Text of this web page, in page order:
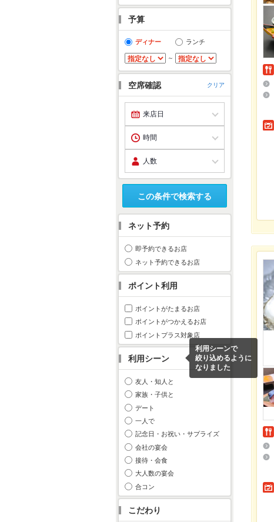
予算
ディナー ランチ
～
空席確認 クリア
この条件で検索する
ネット予約
即予約できるお店
ネット予約できるお店
ポイント利用
ポイントがたまるお店
ポイントがつかえるお店
ポイントプラス対象店
利用シーン
利用シーンで
絞り込めるように
なりました
友人・知人と
家族・子供と
デート
一人で
記念日・お祝い・サプライズ
会社の宴会
接待・会食
大人数の宴会
合コン
こだわり